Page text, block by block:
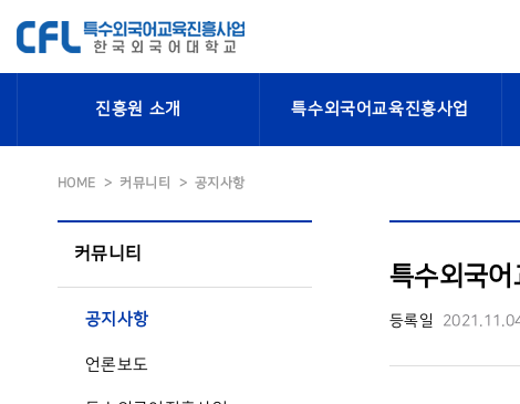
진흥원 소개 특수외국어교육진흥사업
HOME 커뮤니티 공지사항
커뮤니티
공지사항
언론보도
특수외국
등록일